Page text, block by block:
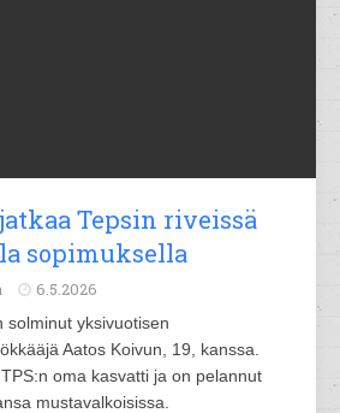
Tepsin riveissä
sopimuksella
6.5.2026
solminut yksivuotisen
Aatos Koivun, 19, kanssa.
oma kasvatti ja on pelannut
mustavalkoisissa.